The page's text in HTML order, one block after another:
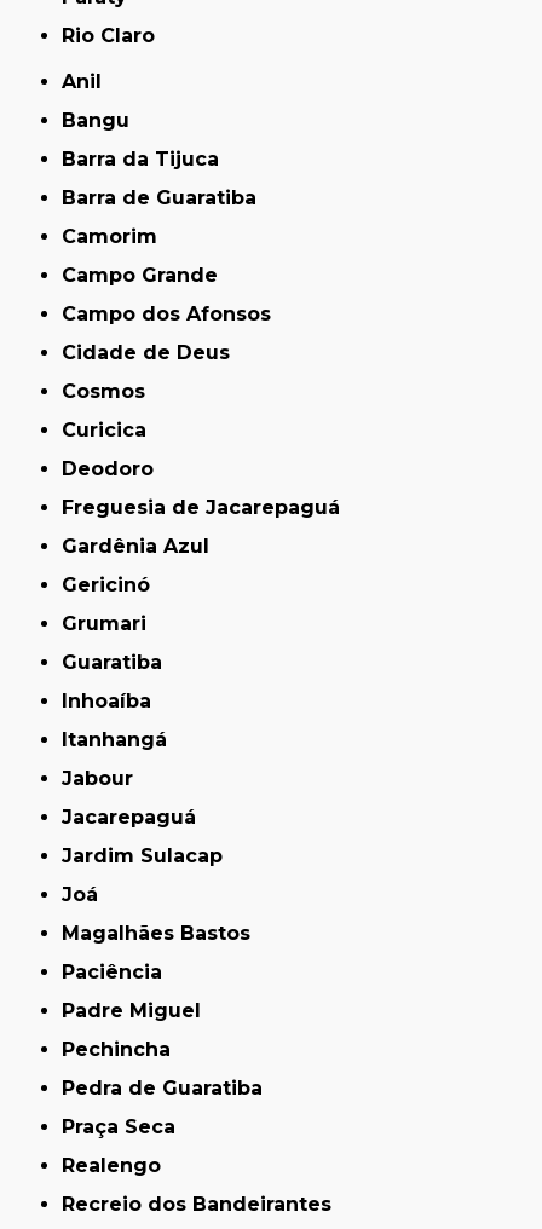
Rio Claro
Anil
Bangu
Barra da Tijuca
Barra de Guaratiba
Camorim
Campo Grande
Campo dos Afonsos
Cidade de Deus
Cosmos
Curicica
Deodoro
Freguesia de Jacarepaguá
Gardênia Azul
Gericinó
Grumari
Guaratiba
Inhoaíba
Itanhangá
Jabour
Jacarepaguá
Jardim Sulacap
Joá
Magalhães Bastos
Paciência
Padre Miguel
Pechincha
Pedra de Guaratiba
Praça Seca
Realengo
Recreio dos Bandeirantes